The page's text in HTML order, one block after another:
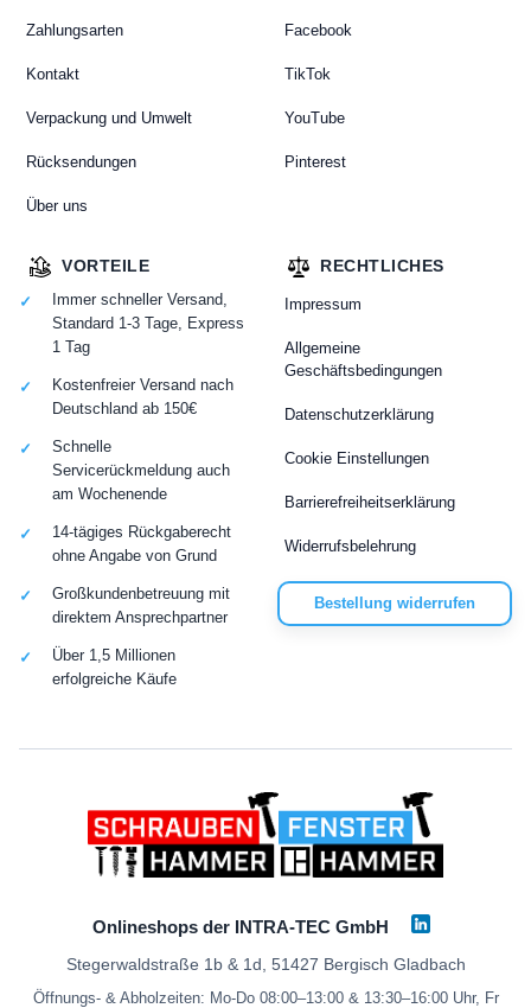
Zahlungsarten
Kontakt
Verpackung und Umwelt
Rücksendungen
Über uns
Facebook
TikTok
YouTube
Pinterest
RECHTLICHES
Impressum
Allgemeine
Geschäftsbedingungen
Datenschutzerklärung
Cookie Einstellungen
Barrierefreiheitserklärung
Widerrufsbelehrung
Bestellung widerrufen
VORTEILE
Immer schneller Versand,
Standard 1-3 Tage, Express
1 Tag
Kostenfreier Versand nach
Deutschland ab 150€
Schnelle
Servicerückmeldung auch
am Wochenende
14-tägiges Rückgaberecht
ohne Angabe von Grund
Großkundenbetreuung mit
direktem Ansprechpartner
Über 1,5 Millionen
erfolgreiche Käufe
Onlineshops der INTRA-TEC GmbH
Stegerwaldstraße 1b & 1d, 51427 Bergisch Gladbach
Öffnungs- & Abholzeiten: Mo-Do 08:00–13:00 & 13:30–16:00 Uhr, Fr